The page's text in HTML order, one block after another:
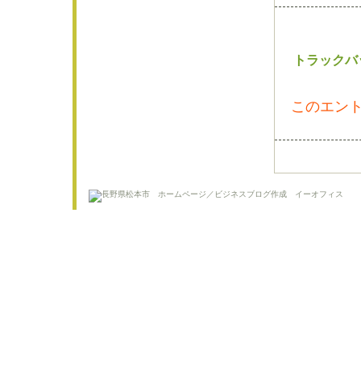
トラック
このエン